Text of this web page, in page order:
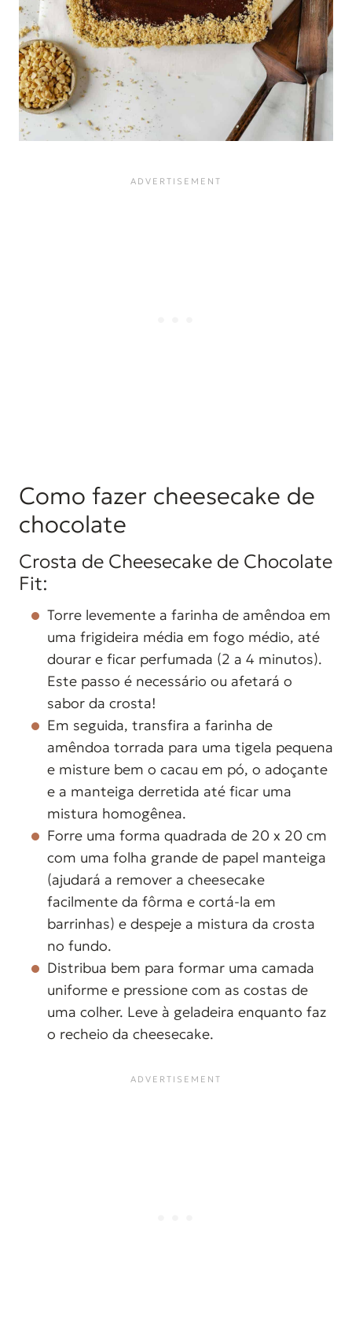
Como fazer cheesecake de
chocolate
Crosta de Cheesecake de Chocolate
Fit:
Torre levemente a farinha de amêndoa em
uma frigideira média em fogo médio, até
dourar e ficar perfumada (2 a 4 minutos).
Este passo é necessário ou afetará o
sabor da crosta!
Em seguida, transfira a farinha de
amêndoa torrada para uma tigela pequena
e misture bem o cacau em pó, o adoçante
e a manteiga derretida até ficar uma
mistura homogênea.
Forre uma forma quadrada de 20 x 20 cm
com uma folha grande de papel manteiga
(ajudará a remover a cheesecake
facilmente da fôrma e cortá-la em
barrinhas) e despeje a mistura da crosta
no fundo.
Distribua bem para formar uma camada
uniforme e pressione com as costas de
uma colher. Leve à geladeira enquanto faz
o recheio da cheesecake.